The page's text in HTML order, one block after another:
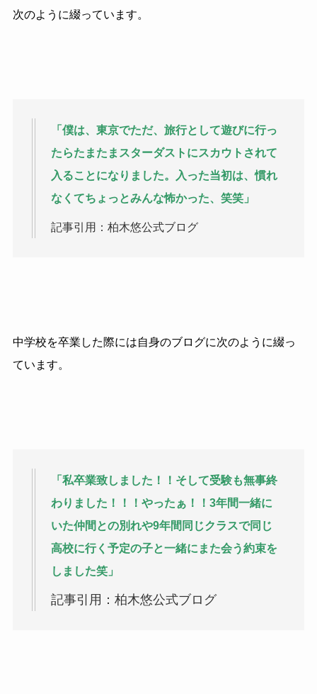
次のように綴っています。
「僕は、東京でただ、旅行として遊びに行っ
たらたまたまスターダストにスカウトされて
入ることになりました。入った当初は、慣れ
なくてちょっとみんな怖かった、笑笑」
記事引用：柏木悠公式ブログ
中学校を卒業した際には自身のブログに次のように綴っ
ています。
「私卒業致しました！！そして受験も無事終
わりました！！！やったぁ！！3年間一緒に
いた仲間との別れや9年間同じクラスで同じ
高校に行く予定の子と一緒にまた会う約束を
しました笑」
記事引用：柏木悠公式ブログ